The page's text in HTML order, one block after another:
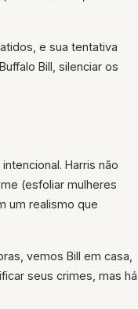
e sua tentativa
Bill, silenciar os
Harris não
(esfoliar mulheres
um realismo que
vemos Bill em casa,
seus crimes, mas há